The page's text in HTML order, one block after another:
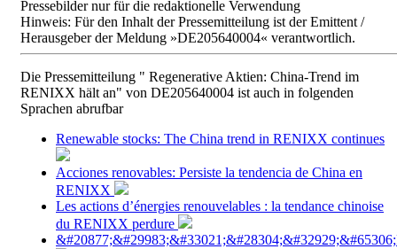
Pressebilder nur für die redaktionelle Verwendung
Hinweis: Für den Inhalt der Pressemitteilung ist der Emittent /
Herausgeber der Meldung »DE205640004« verantwortlich.
Die Pressemitteilung " Regenerative Aktien: China-Trend im
RENIXX hält an" von DE205640004 ist auch in folgenden
Sprachen abrufbar
Renewable stocks: The China trend in RENIXX continues
Acciones renovables: Persiste la tendencia de China en
RENIXX
Les actions d’énergies renouvelables : la tendance chinoise
du RENIXX perdure